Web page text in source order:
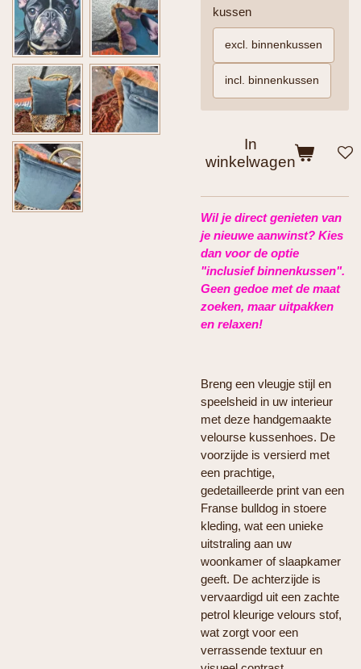
kussen
excl. binnenkussen
incl. binnenkussen
In
winkelwagen
Wil je direct genieten van
je nieuwe aanwinst? Kies
dan voor de optie
"inclusief binnenkussen".
Geen gedoe met de maat
zoeken, maar uitpakken
en relaxen!
Breng een vleugje stijl en
speelsheid in uw interieur
met deze handgemaakte
velourse kussenhoes. De
voorzijde is versierd met
een prachtige,
gedetailleerde print van een
Franse bulldog in stoere
kleding, wat een unieke
uitstraling aan uw
woonkamer of slaapkamer
geeft. De achterzijde is
vervaardigd uit een zachte
petrol kleurige velours stof,
wat zorgt voor een
verrassende textuur en